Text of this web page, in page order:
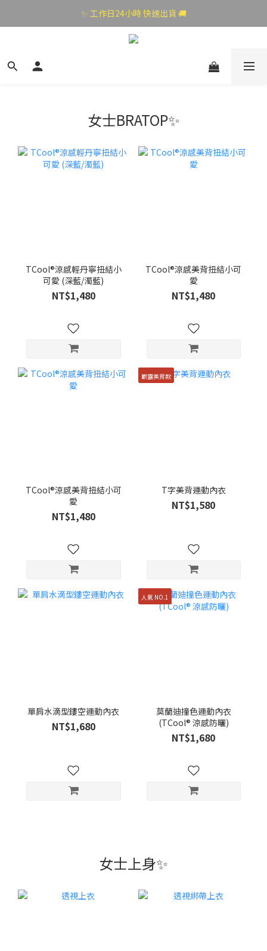
✨ 工作日24小時 快速出貨 🚚
女士BRATOP✨
TCool®涼感輕丹寧扭結小
可愛 (深藍/濁藍)
NT$1,480
TCool®涼感美背扭結小可
愛
NT$1,480
TCool®涼感美背扭結小可
愛
NT$1,480
嶄露美背款
T字美背運動內衣
NT$1,580
單肩水滴型鏤空運動內衣
NT$1,680
人氣 NO.1
莫蘭迪撞色運動內衣
(TCool® 涼感防曬)
NT$1,680
女士上身✨